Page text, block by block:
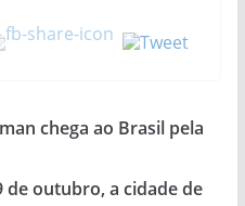
chega ao Brasil pela
outubro, a cidade de